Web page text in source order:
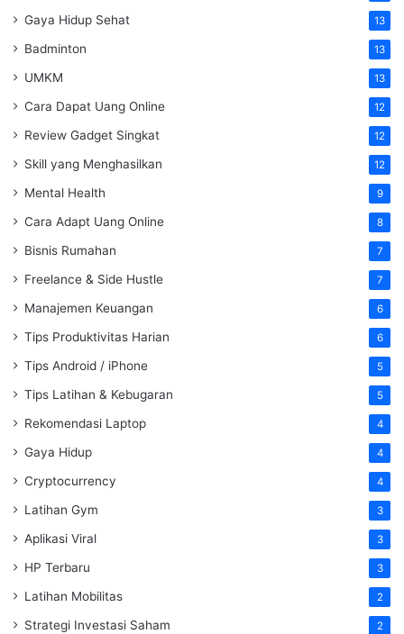
Gaya Hidup Sehat 13
Badminton 13
UMKM 13
Cara Dapat Uang Online 12
Review Gadget Singkat 12
Skill yang Menghasilkan 12
Mental Health 9
Cara Adapt Uang Online 8
Bisnis Rumahan 7
Freelance & Side Hustle 7
Manajemen Keuangan 6
Tips Produktivitas Harian 6
Tips Android / iPhone 5
Tips Latihan & Kebugaran 5
Rekomendasi Laptop 4
Gaya Hidup 4
Cryptocurrency 4
Latihan Gym 3
Aplikasi Viral 3
HP Terbaru 3
Latihan Mobilitas 2
Strategi Investasi Saham 2